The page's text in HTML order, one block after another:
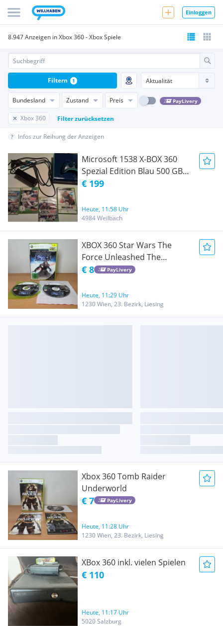
Einloggen
8.947 Anzeigen in Xbox 360 - Xbox Spiele
Bundesland Zustand Preis PayLivery
Xbox 360 Filter zurücksetzen
Filtern 1
Infos zur Reihung der Anzeigen
Microsoft 1538 X-BOX 360
Spezial Edition Blau 500 GB
inkl. 4 Spiele
€ 199
Heute, 11:58 Uhr
4984 Weilbach
XBOX 360 Star Wars The
Force Unleashed The
Ultimate Sith Edition
€ 8 PayLivery
Heute, 11:29 Uhr
1230 Wien, 23. Bezirk, Liesing
Xbox 360 Tomb Raider
Underworld
€ 7 PayLivery
Heute, 11:28 Uhr
1230 Wien, 23. Bezirk, Liesing
XBox 360 inkl. vielen Spielen
€ 110
Heute, 11:17 Uhr
5020 Salzburg